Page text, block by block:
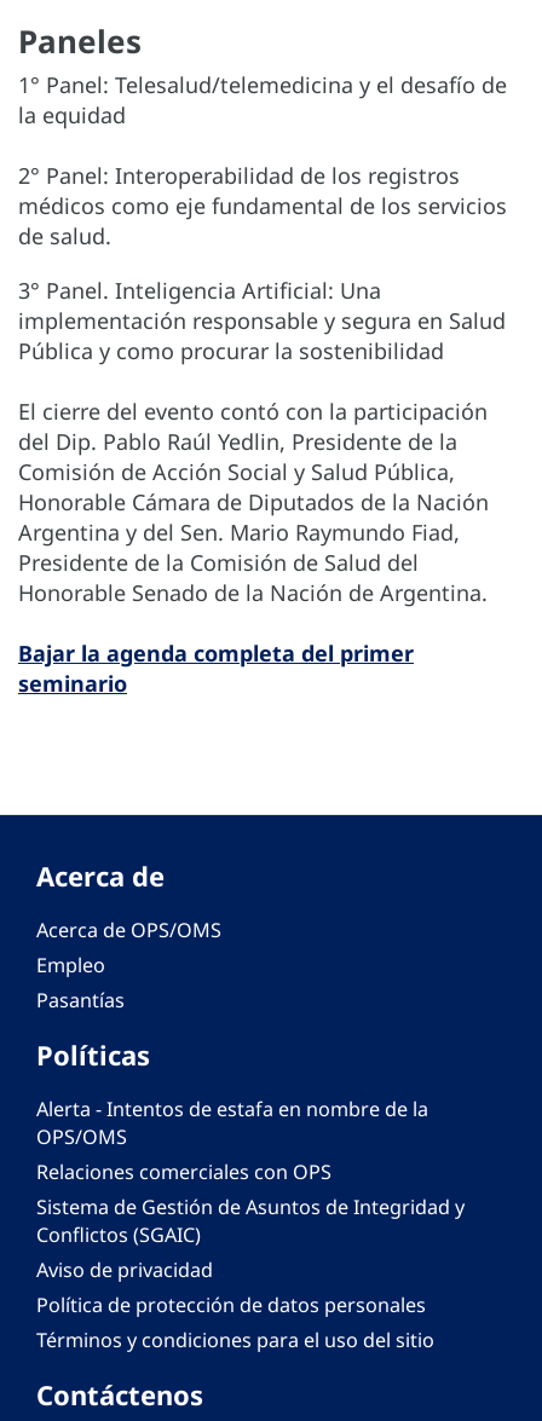
Paneles
1° Panel: Telesalud/telemedicina y el desafío de
la equidad
2° Panel: Interoperabilidad de los registros
médicos como eje fundamental de los servicios
de salud.
3° Panel. Inteligencia Artificial: Una
implementación responsable y segura en Salud
Pública y como procurar la sostenibilidad
El cierre del evento contó con la participación
del Dip. Pablo Raúl Yedlin, Presidente de la
Comisión de Acción Social y Salud Pública,
Honorable Cámara de Diputados de la Nación
Argentina y del Sen. Mario Raymundo Fiad,
Presidente de la Comisión de Salud del
Honorable Senado de la Nación de Argentina.
Bajar la agenda completa del primer
seminario
Acerca de
Acerca de OPS/OMS
Empleo
Pasantías
Políticas
Alerta - Intentos de estafa en nombre de la
OPS/OMS
Relaciones comerciales con OPS
Sistema de Gestión de Asuntos de Integridad y
Conflictos (SGAIC)
Aviso de privacidad
Política de protección de datos personales
Términos y condiciones para el uso del sitio
Contáctenos